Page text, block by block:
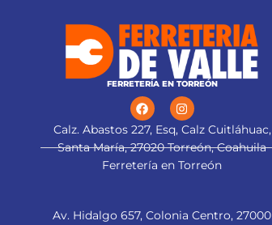
FERRETERÍA EN TORREÓN
Calz. Abastos 227, Esq, Calz Cuitláhuac,
Santa María, 27020 Torreón, Coahuila
Ferretería en Torreón
Av. Hidalgo 657, Colonia Centro, 27000